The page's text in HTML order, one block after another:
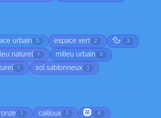
urbain 5 espace vert 2 🦆 3
naturel 1 milieu urbain 3
1 sol sablonneux 1
1 cailloux 1 🛞 4